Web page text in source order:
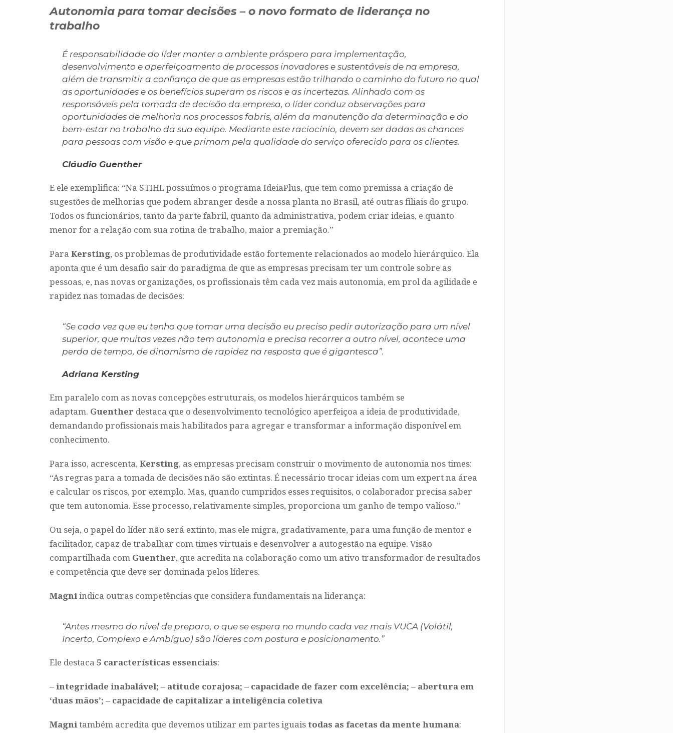
Autonomia para tomar decisões – o novo formato de liderança no
trabalho
É responsabilidade do líder manter o ambiente próspero para implementação,
desenvolvimento e aperfeiçoamento de processos inovadores e sustentáveis de na empresa,
além de transmitir a confiança de que as empresas estão trilhando o caminho do futuro no qual
as oportunidades e os benefícios superam os riscos e as incertezas. Alinhado com os
responsáveis pela tomada de decisão da empresa, o líder conduz observações para
oportunidades de melhoria nos processos fabris, além da manutenção da determinação e do
bem-estar no trabalho da sua equipe. Mediante este raciocínio, devem ser dadas as chances
para pessoas com visão e que primam pela qualidade do serviço oferecido para os clientes.
Cláudio Guenther
E ele exemplifica: “Na STIHL possuímos o programa IdeiaPlus, que tem como premissa a criação de
sugestões de melhorias que podem abranger desde a nossa planta no Brasil, até outras filiais do grupo.
Todos os funcionários, tanto da parte fabril, quanto da administrativa, podem criar ideias, e quanto
menor for a relação com sua rotina de trabalho, maior a premiação.”
ParaKersting, os problemas de produtividade estão fortemente relacionados ao modelo hierárquico. Ela
aponta que é um desafio sair do paradigma de que as empresas precisam ter um controle sobre as
pessoas, e, nas novas organizações, os profissionais têm cada vez mais autonomia, em prol da agilidade e
rapidez nas tomadas de decisões:
“Se cada vez que eu tenho que tomar uma decisão eu preciso pedir autorização para um nível
superior, que muitas vezes não tem autonomia e precisa recorrer a outro nível, acontece uma
perda de tempo, de dinamismo de rapidez na resposta que é gigantesca”.
Adriana Kersting
Em paralelo com as novas concepções estruturais, os modelos hierárquicos também se
adaptam. Guenther destaca que o desenvolvimento tecnológico aperfeiçoa a ideia de produtividade,
demandando profissionais mais habilitados para agregar e transformar a informação disponível em
conhecimento.
Para isso, acrescenta,Kersting, as empresas precisam construir o movimento de autonomia nos times:
“As regras para a tomada de decisões não são extintas. É necessário trocar ideias com um expert na área
e calcular os riscos, por exemplo. Mas, quando cumpridos esses requisitos, o colaborador precisa saber
que tem autonomia. Esse processo, relativamente simples, proporciona um ganho de tempo valioso.”
Ou seja, o papel do líder não será extinto, mas ele migra, gradativamente, para uma função de mentor e
facilitador, capaz de trabalhar com times virtuais e desenvolver a autogestão na equipe. Visão
compartilhada com Guenther, que acredita na colaboração como um ativo transformador de resultados
e competência que deve ser dominada pelos líderes.
Magniindica outras competências que considera fundamentais na liderança:
“Antes mesmo do nível de preparo, o que se espera no mundo cada vez mais VUCA (Volátil,
Incerto, Complexo e Ambíguo) são líderes com postura e posicionamento.”
Ele destaca5 características essenciais:
– integridade inabalável;– atitude corajosa;– capacidade de fazer com excelência;– abertura em
‘duas mãos’;– capacidade de capitalizar a inteligência coletiva
Magnitambém acredita que devemos utilizar em partes iguaistodas as facetas da mente humana: